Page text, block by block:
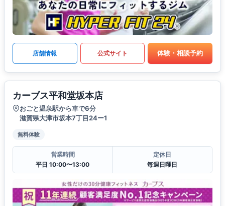
店舗情報 公式サイト 体験・相談予約
カーブス平和堂坂本店
おごと温泉駅から車で6分
滋賀県大津市坂本7丁目24ー1
無料体験
営業時間
平日 10:00〜13:00
定休日
毎週日曜日